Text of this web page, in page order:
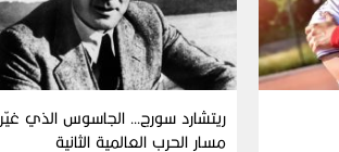
ريتشارد سورج… الجاسوس الذي غيّر
مسار الحرب العالمية الثانية